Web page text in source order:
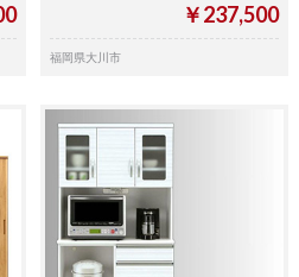
￥237,500
福岡県大川市